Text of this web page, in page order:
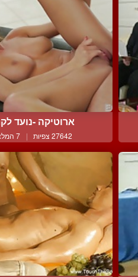
ארוטיקה -נועד
27642 צפיות | 7 המלצות